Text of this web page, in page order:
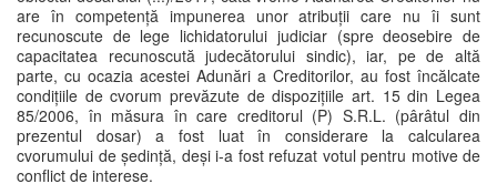
are în competență impunerea unor atribuții care nu îi sunt
recunoscute de lege lichidatorului judiciar (spre deosebire de
capacitatea recunoscută judecătorului sindic), iar, pe de altă
parte, cu ocazia acestei Adunări a Creditorilor, au fost încălcate
condițiile de cvorum prevăzute de dispozițiile art. 15 din Legea
85/2006, în măsura în care creditorul (P) S.R.L. (pârâtul din
prezentul dosar) a fost luat în considerare la calcularea
cvorumului de ședință, deși i-a fost refuzat votul pentru motive de
conflict de interese.